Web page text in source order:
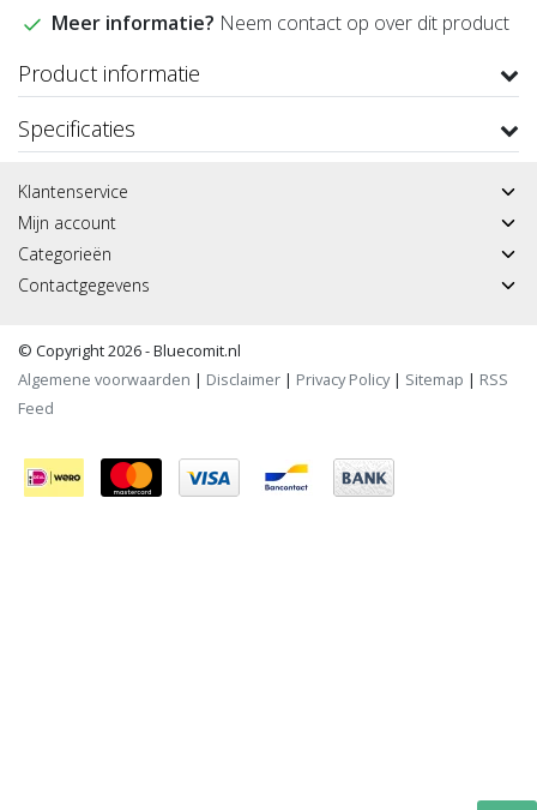
Meer informatie? Neem contact op over dit product
Product informatie
Specificaties
Klantenservice
Mijn account
Categorieën
Contactgegevens
© Copyright 2026 - Bluecomit.nl
Algemene voorwaarden | Disclaimer | Privacy Policy| Sitemap | RSS
Feed